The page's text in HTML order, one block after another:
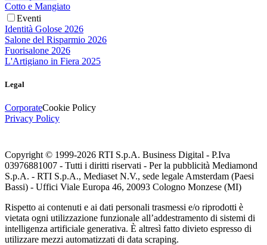
Cotto e Mangiato
Eventi
Identità Golose 2026
Salone del Risparmio 2026
Fuorisalone 2026
L'Artigiano in Fiera 2025
Legal
CorporateCookie Policy
Privacy Policy
Copyright © 1999-2026 RTI S.p.A. Business Digital - P.Iva
03976881007 - Tutti i diritti riservati - Per la pubblicità Mediamond
S.p.A. - RTI S.p.A., Mediaset N.V., sede legale Amsterdam (Paesi
Bassi) - Uffici Viale Europa 46, 20093 Cologno Monzese (MI)
Rispetto ai contenuti e ai dati personali trasmessi e/o riprodotti è
vietata ogni utilizzazione funzionale all’addestramento di sistemi di
intelligenza artificiale generativa. È altresì fatto divieto espresso di
utilizzare mezzi automatizzati di data scraping.